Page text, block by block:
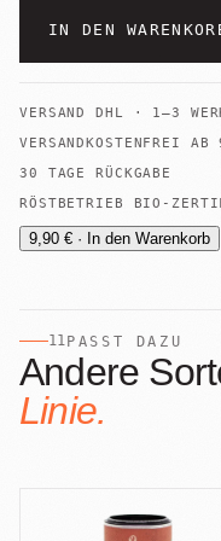
IN DEN
VERSANDDHL · 1–3
VERSANDKOSTENFREI AB
30 TAGE RÜCKGABE
RÖSTBETRIEB BIO-
9,90 € · In den Warenkorb
11PASST DAZU
Andere
Linie.